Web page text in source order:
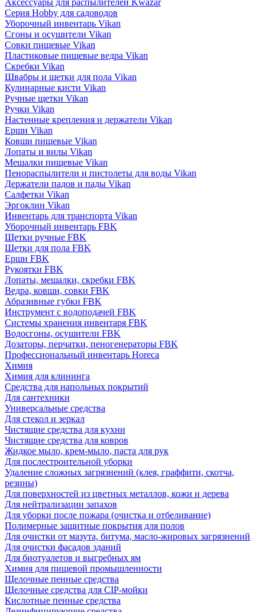
Аксессуары для распылителей Kwazar
Серия Hobby для садоводов
Уборочный инвентарь Vikan
Сгоны и осушители Vikan
Совки пищевые Vikan
Пластиковые пищевые ведра Vikan
Скребки Vikan
Швабры и щетки для пола Vikan
Кулинарные кисти Vikan
Ручные щетки Vikan
Ручки Vikan
Настенные крепления и держатели Vikan
Ерши Vikan
Ковши пищевые Vikan
Лопаты и вилы Vikan
Мешалки пищевые Vikan
Пенораспылители и пистолеты для воды Vikan
Держатели падов и пады Vikan
Салфетки Vikan
Эргоклин Vikan
Инвентарь для транспорта Vikan
Уборочный инвентарь FBK
Щетки ручные FBK
Щетки для пола FBK
Ерши FBK
Рукоятки FBK
Лопаты, мешалки, скребки FBK
Ведра, ковши, совки FBK
Абразивные губки FBK
Инструмент с водоподачей FBK
Системы хранения инвентаря FBK
Водосгоны, осушители FBK
Дозаторы, перчатки, пеногенераторы FBK
Профессиональный инвентарь Horeca
Химия
Химия для клининга
Средства для напольных покрытий
Для сантехники
Универсальные средства
Для стекол и зеркал
Чистящие средства для кухни
Чистящие средства для ковров
Жидкое мыло, крем-мыло, паста для рук
Для послестроительной уборки
Удаление сложных загрязнений (клея, граффити, скотча,
резины)
Для поверхностей из цветных металлов, кожи и дерева
Для нейтрализации запахов
Для уборки после пожара (очистка и отбеливание)
Полимерные защитные покрытия для полов
Для очистки от мазута, битума, масло-жировых загрязнений
Для очистки фасадов зданий
Для биотуалетов и выгребных ям
Химия для пищевой промышленности
Щелочные пенные средства
Щелочные средства для CIP-мойки
Кислотные пенные средства